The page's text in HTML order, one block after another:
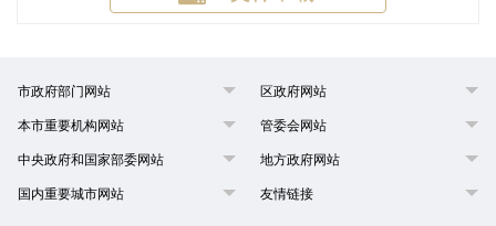
市政府部门网站 区政府网站
本市重要机构网站 管委会网站
中央政府和国家部委网站 地方政府网站
国内重要城市网站 友情链接